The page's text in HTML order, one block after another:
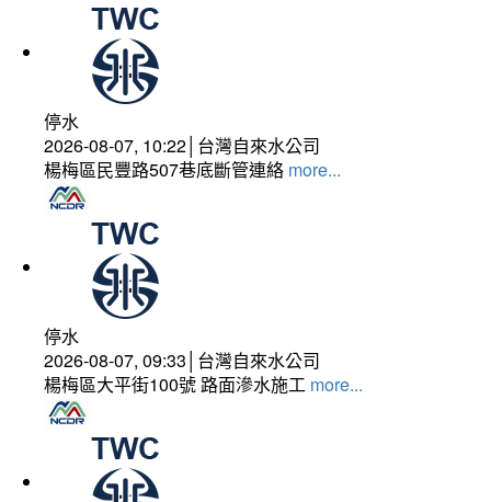
停水
2026-08-07, 10:22│台灣自來水公司
楊梅區民豐路507巷底斷管連絡 more...
停水
2026-08-07, 09:33│台灣自來水公司
楊梅區大平街100號 路面滲水施工 more...